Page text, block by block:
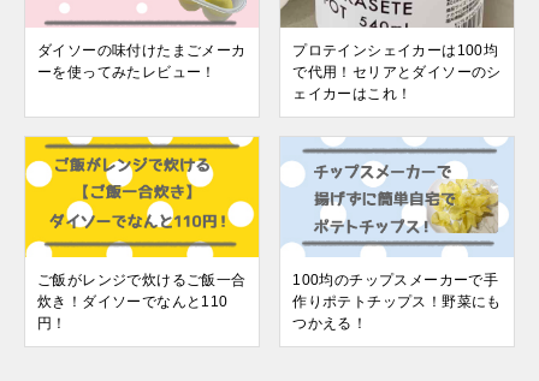
ダイソーの味付けたまごメーカ
ーを使ってみたレビュー！
プロテインシェイカーは100均
で代用！セリアとダイソーのシ
ェイカーはこれ！
ご飯がレンジで炊けるご飯一合
炊き！ダイソーでなんと110
円！
100均のチップスメーカーで手
作りポテトチップス！野菜にも
つかえる！